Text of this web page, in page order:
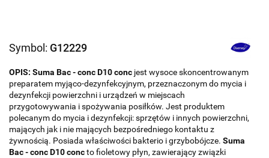
Symbol: G12229
OPIS: Suma Bac - conc D10 conc jest wysoce skoncentrowanym
preparatem myjąco-dezynfekcyjnym, przeznaczonym do mycia i
dezynfekcji powierzchni i urządzeń w miejscach
przygotowywania i spożywania posiłków. Jest produktem
polecanym do mycia i dezynfekcji: sprzętów i innych powierzchni,
mających jak i nie mających bezpośredniego kontaktu z
żywnością. Posiada właściwości bakterio i grzybobójcze. Suma
Bac - conc D10 concto fioletowy płyn, zawierający związki